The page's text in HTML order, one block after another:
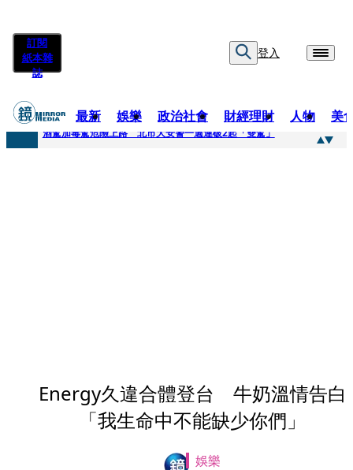
訂閱
紙本雜
誌
登入
最新 娛樂 政治社會 財經理財 人物 美
快訊
酒駕加毒駕危險上路 北市大安警一週連破2起「雙駕」
Energy久違合體登台 牛奶溫情告白
「我生命中不能缺少你們」
娛樂